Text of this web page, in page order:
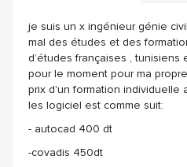
je suis un x ingénieur génie
mal des études et des
d’études françaises , tunisiens
pour le moment pour ma
prix d'un formation individuelle
les logiciel est comme suit:
- autocad 400 dt
-covadis 450dt